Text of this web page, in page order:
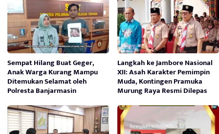
Sempat Hilang Buat Geger,
Anak Warga Kurang Mampu
Ditemukan Selamat oleh
Polresta Banjarmasin
Langkah ke Jambore Nasional
XII: Asah Karakter Pemimpin
Muda, Kontingen Pramuka
Murung Raya Resmi Dilepas